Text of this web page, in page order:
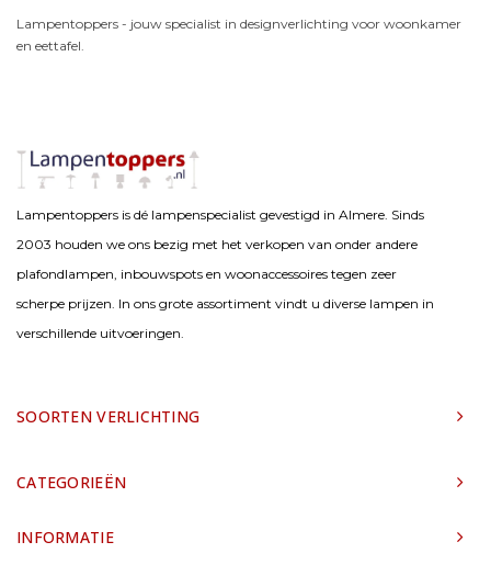
Lampentoppers - jouw specialist in designverlichting voor woonkamer
en eettafel.
Lampentoppers is dé lampenspecialist gevestigd in Almere. Sinds
2003 houden we ons bezig met het verkopen van onder andere
plafondlampen, inbouwspots en woonaccessoires tegen zeer
scherpe prijzen. In ons grote assortiment vindt u diverse lampen in
verschillende uitvoeringen.
SOORTEN VERLICHTING
CATEGORIEËN
INFORMATIE